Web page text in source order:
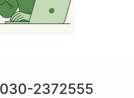
2372555